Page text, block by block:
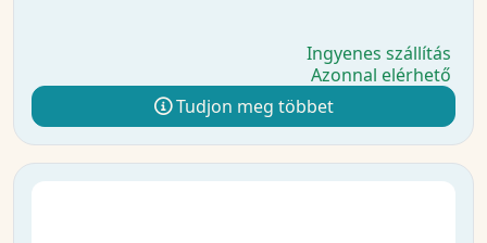
Ingyenes szállítás
Azonnal elérhető
Tudjon meg többet